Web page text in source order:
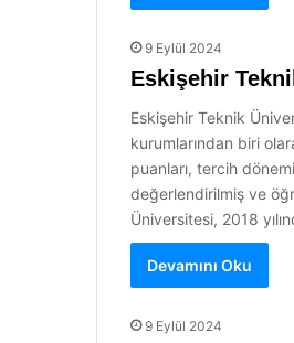
9 Eylül 2024
Eskişehir
Eskişehir Teknik
kurumlarından biri
puanları, tercih
değerlendirilmiş ve
Üniversitesi, 2018
Devamını Oku
9 Eylül 2024